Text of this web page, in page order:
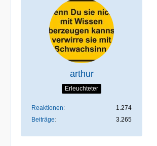
arthur
Erleuchteter
Reaktionen
1.274
Beiträge
3.265